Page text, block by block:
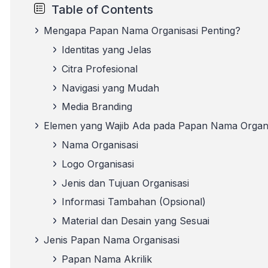
Table of Contents
Mengapa Papan Nama Organisasi Penting?
Identitas yang Jelas
Citra Profesional
Navigasi yang Mudah
Media Branding
Elemen yang Wajib Ada pada Papan Nama
Nama Organisasi
Logo Organisasi
Jenis dan Tujuan Organisasi
Informasi Tambahan (Opsional)
Material dan Desain yang Sesuai
Jenis Papan Nama Organisasi
Papan Nama Akrilik